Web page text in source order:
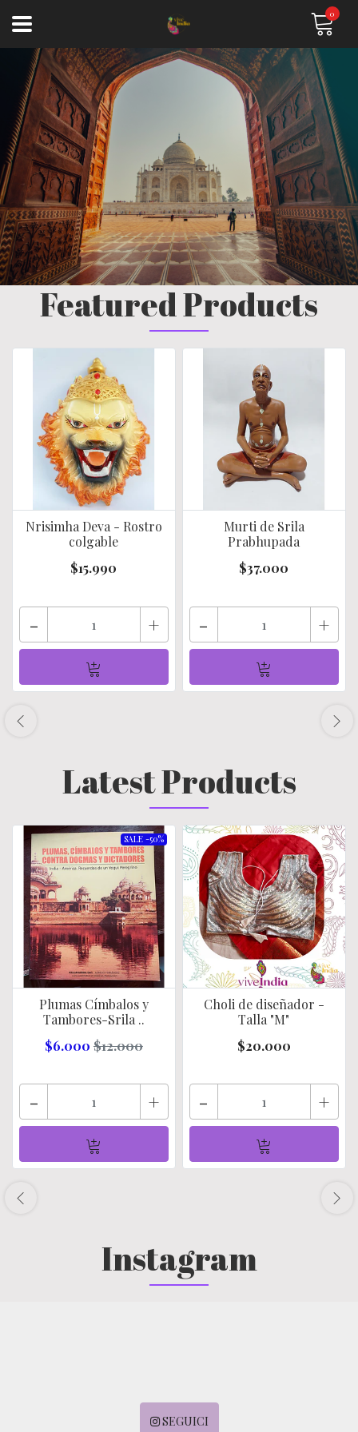
0
Featured Products
Nrisimha Deva - Rostro
colgable
$15.990
- +
Murti de Srila
Prabhupada
$37.000
- +
Latest Products
SALE -50%
Plumas Címbalos y
Tambores-Srila ..
$6.000 $12.000
- +
Choli de diseñador -
Talla "M"
$20.000
- +
Instagram
SEGUICI